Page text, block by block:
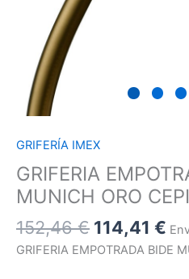
GRIFERÍA IMEX
GRIFERIA
MUNICH ORO
152,46€ 114,41 €
GRIFERIA EMPOTRADA BIDE